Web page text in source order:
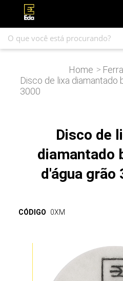
Home >
Disco de lixa diamantado
3000
Disco de
diamantado
d'água grão
CÓDIGO 0XM